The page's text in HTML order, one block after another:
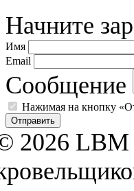
Начните
Имя
Email
Сообщение
Нажимая на кнопку
2026